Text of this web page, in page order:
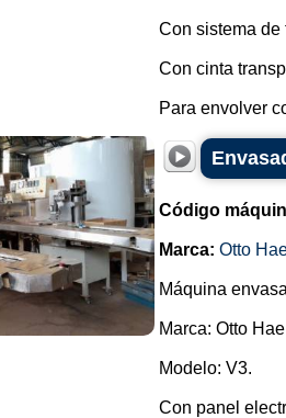
Con sistema de
Con cinta
Para envolver
Código
Marca: Otto
Máquina
Marca: Otto
Modelo: V3.
Con panel